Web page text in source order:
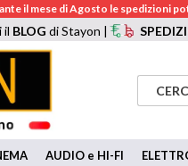
il mese di Agosto le spedizioni
il BLOGdi Stayon |
AUDIO e HI-FI